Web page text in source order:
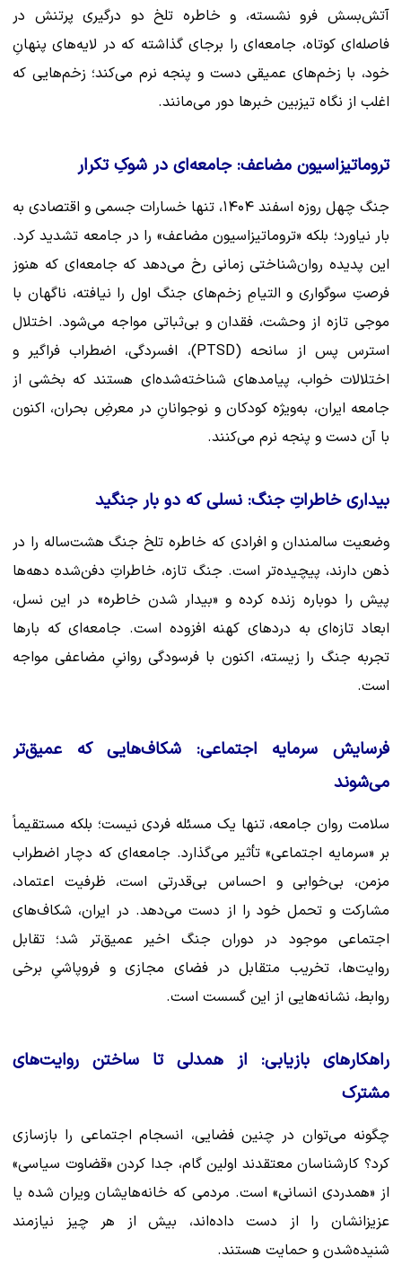
آتش‌بسش فرو نشسته، و خاطره تلخ دو درگیری پرتنش در
فاصله‌ای کوتاه، جامعه‌ای را برجای گذاشته که در لایه‌های پنهانِ
خود، با زخم‌های عمیقی دست و پنجه نرم می‌کند؛ زخم‌هایی که
اغلب از نگاه تیزبین خبرها دور می‌مانند.
تروماتیزاسیون مضاعف: جامعه‌ای در شوکِ تکرار
جنگ چهل روزه اسفند ۱۴۰۴، تنها خسارات جسمی و اقتصادی به
بار نیاورد؛ بلکه «تروماتیزاسیون مضاعف» را در جامعه تشدید کرد.
این پدیده روان‌شناختی زمانی رخ می‌دهد که جامعه‌ای که هنوز
فرصتِ سوگواری و التیامِ زخم‌های جنگ اول را نیافته، ناگهان با
موجی تازه از وحشت، فقدان و بی‌ثباتی مواجه می‌شود. اختلال
استرس پس از سانحه (PTSD)، افسردگی، اضطراب فراگیر و
اختلالات خواب، پیامدهای شناخته‌شده‌ای هستند که بخشی از
جامعه ایران، به‌ویژه کودکان و نوجوانانِ در معرضِ بحران، اکنون
با آن دست و پنجه نرم می‌کنند.
بیداری خاطراتِ جنگ: نسلی که دو بار جنگید
وضعیت سالمندان و افرادی که خاطره تلخ جنگ هشت‌ساله را در
ذهن دارند، پیچیده‌تر است. جنگ تازه، خاطراتِ دفن‌شده دهه‌ها
پیش را دوباره زنده کرده و «بیدار شدن خاطره» در این نسل،
ابعاد تازه‌ای به دردهای کهنه افزوده است. جامعه‌ای که بارها
تجربه جنگ را زیسته، اکنون با فرسودگی روانیِ مضاعفی مواجه
است.
فرسایش سرمایه اجتماعی: شکاف‌هایی که عمیق‌تر
می‌شوند
سلامت روان جامعه، تنها یک مسئله فردی نیست؛ بلکه مستقیماً
بر «سرمایه اجتماعی» تأثیر می‌گذارد. جامعه‌ای که دچار اضطراب
مزمن، بی‌خوابی و احساس بی‌قدرتی است، ظرفیت اعتماد،
مشارکت و تحمل خود را از دست می‌دهد. در ایران، شکاف‌های
اجتماعی موجود در دوران جنگ اخیر عمیق‌تر شد؛ تقابل
روایت‌ها، تخریب متقابل در فضای مجازی و فروپاشیِ برخی
روابط، نشانه‌هایی از این گسست است.
راهکارهای بازیابی: از همدلی تا ساختن روایت‌های
مشترک
چگونه می‌توان در چنین فضایی، انسجام اجتماعی را بازسازی
کرد؟ کارشناسان معتقدند اولین گام، جدا کردن «قضاوت سیاسی»
از «همدردی انسانی» است. مردمی که خانه‌هایشان ویران شده یا
عزیزانشان را از دست داده‌اند، بیش از هر چیز نیازمند
شنیده‌شدن و حمایت هستند.